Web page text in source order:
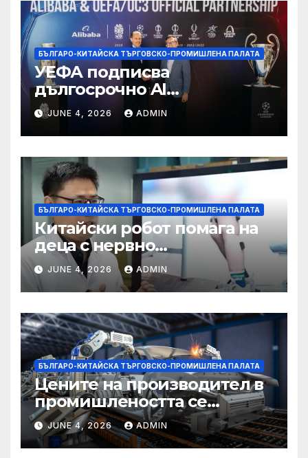
БЪЛГАРО-КИТАЙСКА ТЪРГОВСКО-ПРОМИШЛЕНА ПАЛАТА
УЕФА подписва
дългосрочно AI
партньорство с Alibaba
JUNE 4, 2026 ADMIN
БЪЛГАРО-КИТАЙСКА ТЪРГОВСКО-ПРОМИШЛЕНА ПАЛАТА
Китайски робот помага на
деца с нервно
разстройство да се
изправят за първи път
JUNE 4, 2026 ADMIN
БЪЛГАРО-КИТАЙСКА ТЪРГОВСКО-ПРОМИШЛЕНА ПАЛАТА
Цените на производител в
промишлеността се
понижават с 0,7% в
еврозоната и с 0,5% в ЕС
JUNE 4, 2026 ADMIN